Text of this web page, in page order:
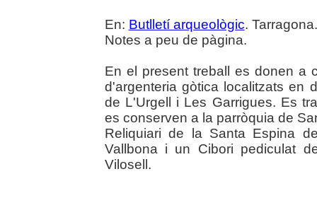
En: Butlletí arqueològic.
Notes a peu de pàgina.
En el present treball es donen a
d'argenteria gòtica localitzats en
de L'Urgell i Les Garrigues. Es
es conserven a la parròquia de
Reliquiari de la Santa Espina
Vallbona i un Cibori pediculat
Vilosell.